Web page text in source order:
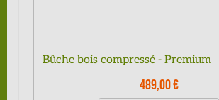
Bûche bois compressé - Premium
489,00 €